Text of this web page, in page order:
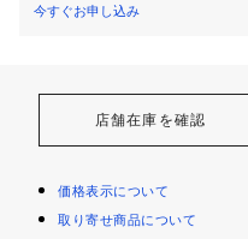
今すぐお申し込み
店舗在庫を確認
価格表示について
取り寄せ商品について